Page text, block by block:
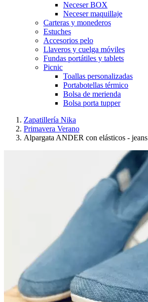
Neceser BOX
Neceser maquillaje
Carteras y monederos
Estuches
Accesorios pelo
Llaveros y cuelga móviles
Fundas portátiles y tablets
Picnic
Toallas personalizadas
Portabotellas térmico
Bolsa de merienda
Bolsa porta tupper
Zapatillería Nika
Primavera Verano
Alpargata ANDER con elásticos - jeans